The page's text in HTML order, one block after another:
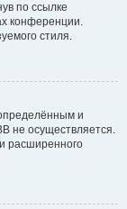
по ссылке
конференции.
стиля.
и
не осуществляется.
расширенного